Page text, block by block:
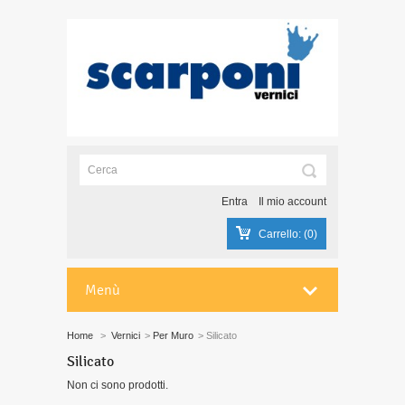
Entra Il mio account
Carrello: (0)
Menù
Home > Vernici > Per Muro > Silicato
Silicato
Non ci sono prodotti.